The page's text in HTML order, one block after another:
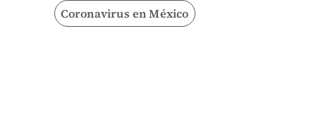
Coronavirus en México